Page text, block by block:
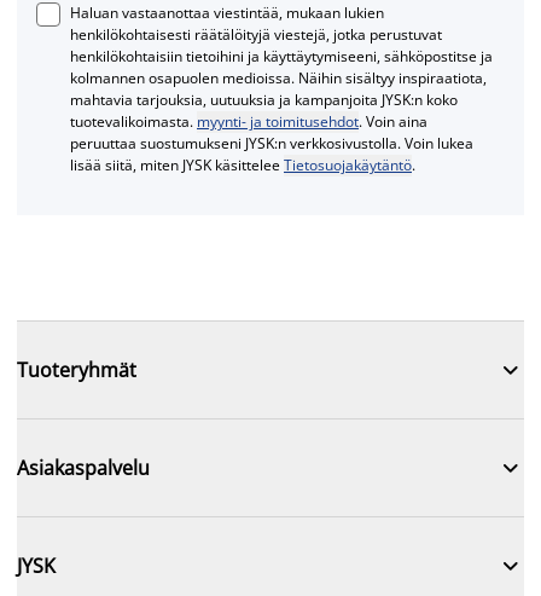
Haluan vastaanottaa viestintää, mukaan lukien
henkilökohtaisesti räätälöityjä viestejä, jotka perustuvat
henkilökohtaisiin tietoihini ja käyttäytymiseeni, sähköpostitse ja
kolmannen osapuolen medioissa. Näihin sisältyy inspiraatiota,
mahtavia tarjouksia, uutuuksia ja kampanjoita JYSK:n koko
tuotevalikoimasta. myynti- ja toimitusehdot. Voin aina
peruuttaa suostumukseni JYSK:n verkkosivustolla. Voin lukea
lisää siitä, miten JYSK käsitteleeTietosuojakäytäntö.
Tuoteryhmät 
Asiakaspalvelu 
JYSK 